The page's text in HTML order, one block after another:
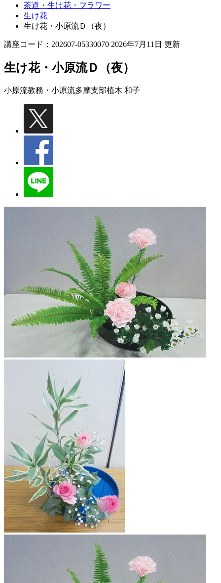
茶道・生け花・フラワー
生け花
生け花・小原流Ｄ（夜）
講座コード：202607-05330070 2026年7月11日 更新
生け花・小原流Ｄ（夜）
小原流教務・小原流多摩支部植木 和子